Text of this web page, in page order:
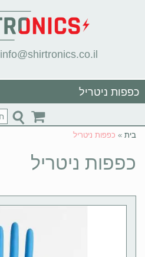
info@shirtronics.co.il
כפפות ניטריל
בית » כפפות ניטריל
כפפות ניטריל